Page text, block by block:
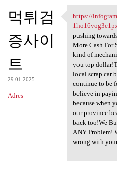
먹튀검
증사이
트
29.01.2025
Adres
https://
https://
pushing
More Cash For
kind of
you top
local scrap car
continue to be
believe in
because when
our province
back too!We
ANY Problem!
wrong with